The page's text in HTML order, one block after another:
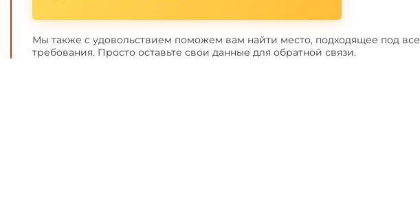
Мы также с удовольствием поможем вам найти место, подходящее под все
требования. Просто оставьте свои данные для обратной связи.